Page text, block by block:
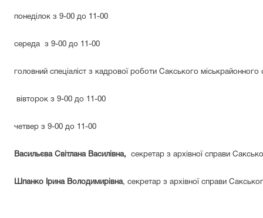
понеділок з 9-00 до 11-00
середа з 9-00 до 11-00
головний спеціаліст з кадрової роботи Сакського міськрайонного
вівторок з 9-00 до 11-00
четвер з 9-00 до 11-00
Васильєва Світлана Василівна, секретар з архівної справи
Шпанко Ірина Володимирівна, секретар з архівної справи